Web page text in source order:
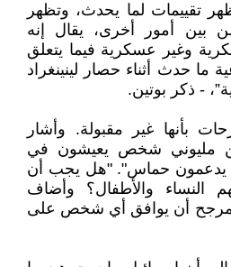
تقييمات لما يحدث، وتظهر
بين أمور أخرى، يقال إنه
وغير عسكرية فيما يتعلق
حدث أثناء حصار لينينغراد
- ذكر بوتين.
بأنها غير مقبولة. وأشار
مليوني شخص يعيشون في
يدعمون حماس". "هل يجب أن
النساء والأطفال؟ وأضاف
أن يوافق أي شخص على